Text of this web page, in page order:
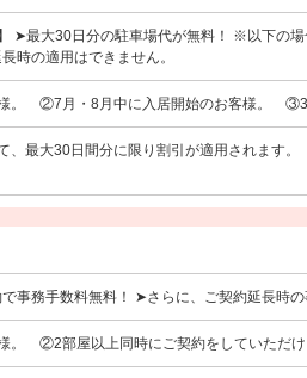
➤最大30日分の駐車場代が無料！ ※以下の
時の適用はできません。
。 ②7月・8月中に入居開始のお客様。 ③30
、最大30日間分に限り割引が適用されます
事務手数料無料！ ➤さらに、ご契約延長時の
。 ②2部屋以上同時にご契約をしていただ